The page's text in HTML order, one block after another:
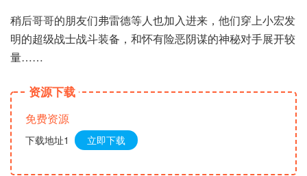
稍后哥哥的朋友们弗雷德等人也加入进来，他们穿上小宏发
明的超级战士战斗装备，和怀有险恶阴谋的神秘对手展开较
量……
资源下载
免费资源
下载地址1 立即下载